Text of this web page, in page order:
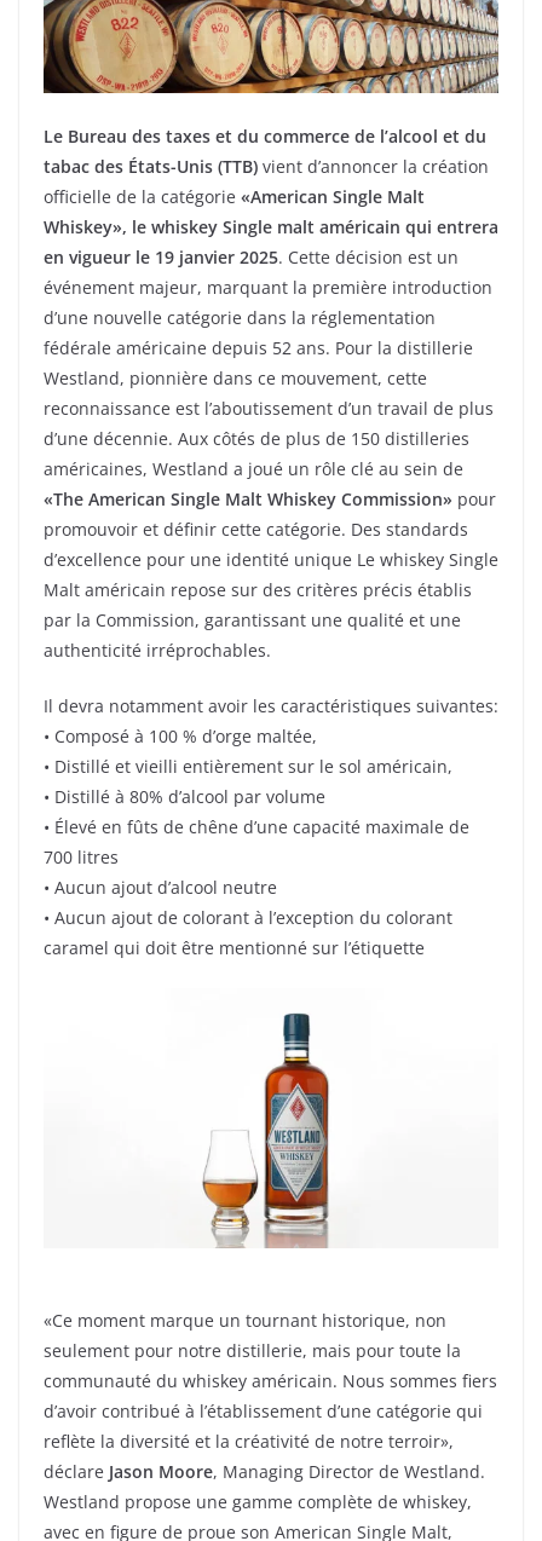
Le Bureau des taxes et du commerce de l’alcool et du
tabac des États-Unis (TTB) vient d’annoncer la création
officielle de la catégorie «American Single Malt
Whiskey», le whiskey Single malt américain qui entrera
en vigueur le 19 janvier 2025. Cette décision est un
événement majeur, marquant la première introduction
d’une nouvelle catégorie dans la réglementation
fédérale américaine depuis 52 ans. Pour la distillerie
Westland, pionnière dans ce mouvement, cette
reconnaissance est l’aboutissement d’un travail de plus
d’une décennie. Aux côtés de plus de 150 distilleries
américaines, Westland a joué un rôle clé au sein de
«The American Single Malt Whiskey Commission» pour
promouvoir et définir cette catégorie. Des standards
d’excellence pour une identité unique Le whiskey Single
Malt américain repose sur des critères précis établis
par la Commission, garantissant une qualité et une
authenticité irréprochables.
Il devra notamment avoir les caractéristiques suivantes:
• Composé à 100 % d’orge maltée,
• Distillé et vieilli entièrement sur le sol américain,
• Distillé à 80% d’alcool par volume
• Élevé en fûts de chêne d’une capacité maximale de
700 litres
• Aucun ajout d’alcool neutre
• Aucun ajout de colorant à l’exception du colorant
caramel qui doit être mentionné sur l’étiquette
«Ce moment marque un tournant historique, non
seulement pour notre distillerie, mais pour toute la
communauté du whiskey américain. Nous sommes fiers
d’avoir contribué à l’établissement d’une catégorie qui
reflète la diversité et la créativité de notre terroir»,
déclare Jason Moore, Managing Director de Westland.
Westland propose une gamme complète de whiskey,
avec en figure de proue son American Single Malt,